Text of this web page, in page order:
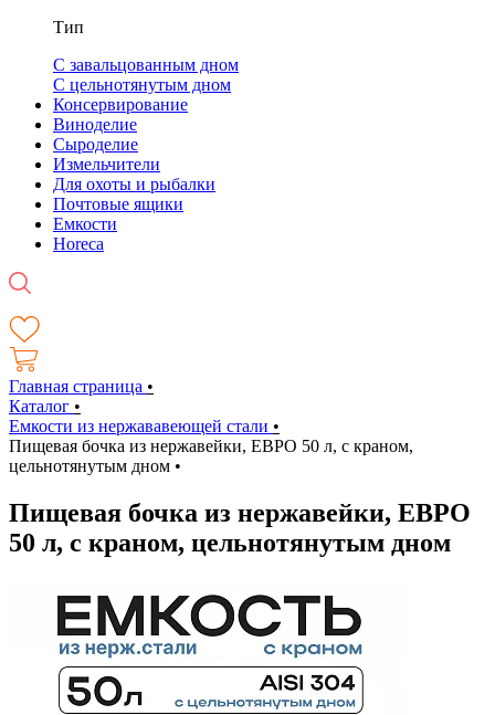
Тип
С завальцованным дном
С цельнотянутым дном
Консервирование
Виноделие
Сыроделие
Измельчители
Для охоты и рыбалки
Почтовые ящики
Емкости
Horeca
Главная страница •
Каталог •
Емкости из нержававеющей стали •
Пищевая бочка из нержавейки, ЕВРО 50 л, с краном,
цельнотянутым дном •
Пищевая бочка из нержавейки, ЕВРО
50 л, с краном, цельнотянутым дном